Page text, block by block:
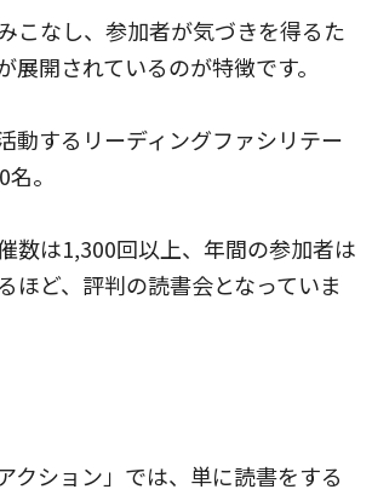
こなし、参加者が気づきを得るた
展開されているのが特徴です。
動するリーディングファシリテー
。
数は1,300回以上、年間の参加者は
ほど、評判の読書会となっていま
クション」では、単に読書をする